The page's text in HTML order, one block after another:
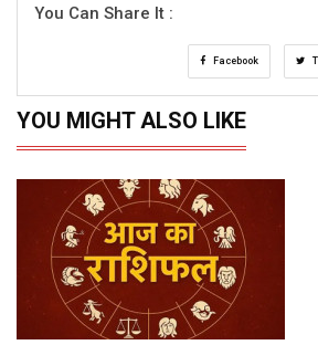
You Can Share It :
Facebook
YOU MIGHT ALSO LIKE